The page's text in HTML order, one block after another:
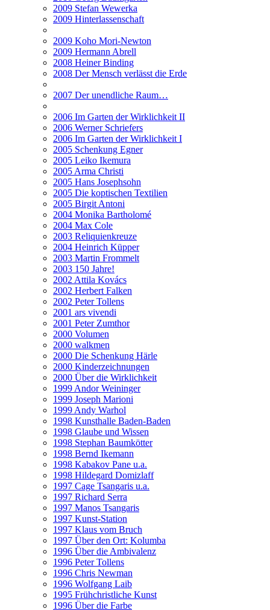
2009 Stefan Wewerka
2009 Hinterlassenschaft
2009 Koho Mori-Newton
2009 Hermann Abrell
2008 Heiner Binding
2008 Der Mensch verlässt die Erde
2007 Der unendliche Raum…
2006 Im Garten der Wirklichkeit II
2006 Werner Schriefers
2006 Im Garten der Wirklichkeit I
2005 Schenkung Egner
2005 Leiko Ikemura
2005 Arma Christi
2005 Hans Josephsohn
2005 Die koptischen Textilien
2005 Birgit Antoni
2004 Monika Bartholomé
2004 Max Cole
2003 Reliquienkreuze
2004 Heinrich Küpper
2003 Martin Frommelt
2003 150 Jahre!
2002 Attila Kovács
2002 Herbert Falken
2002 Peter Tollens
2001 ars vivendi
2001 Peter Zumthor
2000 Volumen
2000 walkmen
2000 Die Schenkung Härle
2000 Kinderzeichnungen
2000 Über die Wirklichkeit
1999 Andor Weininger
1999 Joseph Marioni
1999 Andy Warhol
1998 Kunsthalle Baden-Baden
1998 Glaube und Wissen
1998 Stephan Baumkötter
1998 Bernd Ikemann
1998 Kabakov Pane u.a.
1998 Hildegard Domizlaff
1997 Cage Tsangaris u.a.
1997 Richard Serra
1997 Manos Tsangaris
1997 Kunst-Station
1997 Klaus vom Bruch
1997 Über den Ort: Kolumba
1996 Über die Ambivalenz
1996 Peter Tollens
1996 Chris Newman
1996 Wolfgang Laib
1995 Frühchristliche Kunst
1996 Über die Farbe